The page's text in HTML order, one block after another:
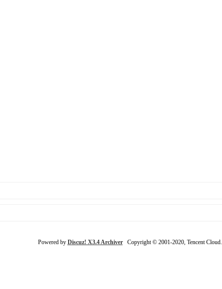
Powered by Discuz! X3.4 ArchiverCopyright © 2001-2020, Tencent Cloud.